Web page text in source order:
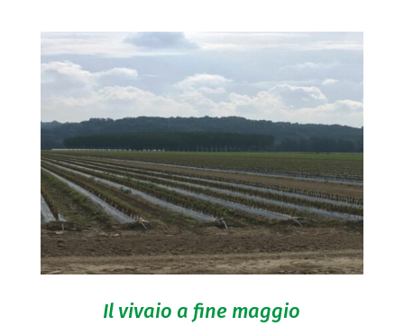
Il vivaio a fine maggio